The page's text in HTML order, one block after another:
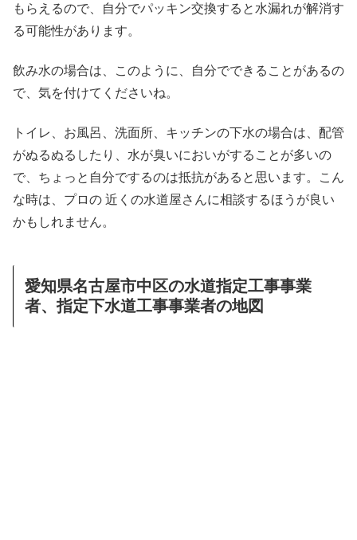
もらえるので、自分でパッキン交換すると水漏れが解消す
る可能性があります。
飲み水の場合は、このように、自分でできることがあるの
で、気を付けてくださいね。
トイレ、お風呂、洗面所、キッチンの下水の場合は、配管
がぬるぬるしたり、水が臭いにおいがすることが多いの
で、ちょっと自分でするのは抵抗があると思います。こん
な時は、プロの 近くの水道屋さんに相談するほうが良い
かもしれません。
愛知県名古屋市中区の水道指定工事事業
者、指定下水道工事事業者の地図